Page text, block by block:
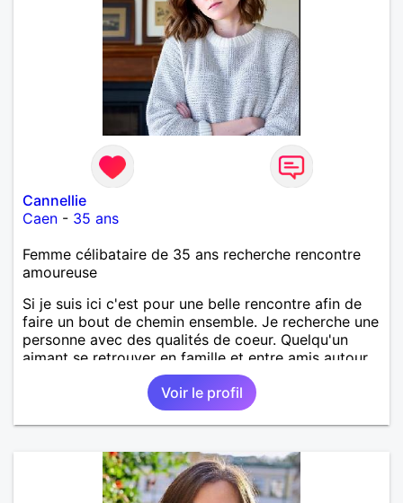
Cannellie
Caen - 35 ans
Femme célibataire de 35 ans recherche rencontre
amoureuse
Si je suis ici c'est pour une belle rencontre afin de
faire un bout de chemin ensemble. Je recherche une
personne avec des qualités de coeur. Quelqu'un
aimant se retrouver en famille et entre amis autour
d'un bon repas, d'un pique-nique sur la plage, pour
des balades à deux ou entre amis etc...
Voir le profil